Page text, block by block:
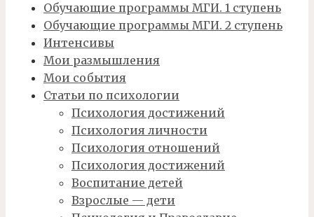
Обучающие программы МГИ. 1 ступень
Обучающие программы МГИ. 2 ступень
Интенсивы
Мои размышления
Мои события
Статьи по психологии
Психология достижений
Психология личности
Психология отношений
Психология достижений
Воспитание детей
Взрослые — дети